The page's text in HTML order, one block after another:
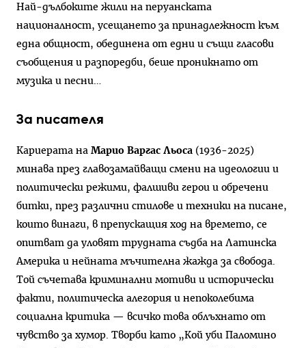
Най-дълбоките жили на перуанската
националност, усещането за принадлежност към
една общност, обединена от едни и същи гласови
съобщения и разпоредби, беше проникнато от
музика и песни…
За писателя
Кариерата на Марио Варгас Льоса (1936-2025)
минава през главозамайващи смени на идеологии и
политически режими, фалшиви герои и обречени
битки, през различни стилове и техники на писане,
които винаги, в препускащия ход на времето, се
опитват да уловят трудната съдба на Латинска
Америка и нейната мъчителна жажда за свобода.
Той съчетава криминални мотиви и исторически
факти, политическа алегория и непоколебима
социална критика — всичко това облъхнато от
чувство за хумор. Творби като „Кой уби Паломино